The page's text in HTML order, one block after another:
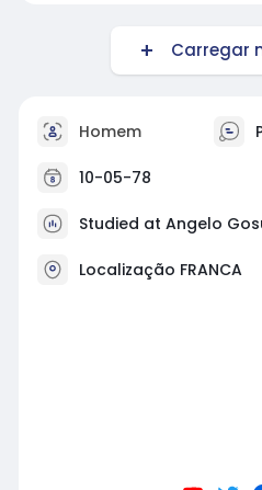
Carregar
Homem
10-05-78
Studied at Angelo
Localização FRANCA